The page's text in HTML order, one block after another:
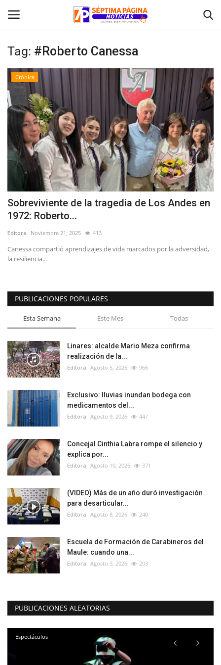
Inicio
Crónica
Policial
Tribunales
Deporte
Política
Espectáculos
Tag: #Roberto Canessa
Crónica
Sobreviviente de la tragedia de Los Andes en
1972: Roberto...
Editora Noviembre 21, 2025 413
Canessa compartió aprendizajes de vida marcados por la adversidad,
la resiliencia...
PUBLICACIONES POPULARES
Esta Semana Este Mes Todas
Linares: alcalde Mario Meza confirma
realización de la...
Editora Agosto 5, 2026 966
Exclusivo: lluvias inundan bodega con
medicamentos del...
Editora Agosto 9, 2026 447
Concejal Cinthia Labra rompe el silencio y
explica por...
Editora Agosto 10, 2026 371
(VIDEO) Más de un año duró investigación
para desarticular...
Editora Agosto 8, 2026 240
Escuela de Formación de Carabineros del
Maule: cuando una...
Editora Agosto 3, 2026 203
PUBLICACIONES ALEATORIAS
Espectáculos